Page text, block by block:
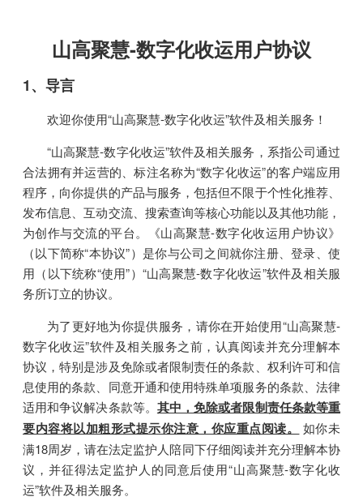
山高聚慧-数字化收运用户协议
1、导言
欢迎你使用“山高聚慧-数字化收运”软件及相关服务！
“山高聚慧-数字化收运”软件及相关服务，系指公司通过
合法拥有并运营的、标注名称为“数字化收运”的客户端应用
程序，向你提供的产品与服务，包括但不限于个性化推荐、
发布信息、互动交流、搜索查询等核心功能以及其他功能，
为创作与交流的平台。《山高聚慧-数字化收运用户协议》
（以下简称“本协议”）是你与公司之间就你注册、登录、使
用（以下统称“使用”）“山高聚慧-数字化收运”软件及相关服
务所订立的协议。
为了更好地为你提供服务，请你在开始使用“山高聚慧-
数字化收运”软件及相关服务之前，认真阅读并充分理解本
协议，特别是涉及免除或者限制责任的条款、权利许可和信
息使用的条款、同意开通和使用特殊单项服务的条款、法律
适用和争议解决条款等。 其中，免除或者限制责任条款等重
要内容将以加粗形式提示你注意，你应重点阅读。
如你未
满18周岁，请在法定监护人陪同下仔细阅读并充分理解本协
议，并征得法定监护人的同意后使用“山高聚慧-数字化收
运”软件及相关服务。